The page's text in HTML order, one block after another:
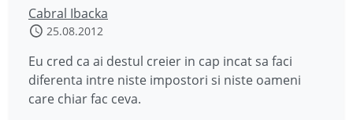
Cabral Ibacka
25.08.2012
Eu cred ca ai destul creier in cap incat sa faci
diferenta intre niste impostori si niste oameni
care chiar fac ceva.